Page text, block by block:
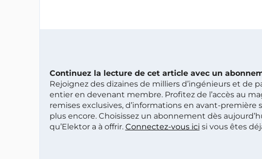
Continuez la lecture de cet article avec un
Rejoignez des dizaines de milliers d’ingénieurs et de
entier en devenant membre. Profitez de l’accès au
remises exclusives, d’informations en avant-première
plus encore. Choisissez un abonnement dès
qu’Elektor a à offrir. Connectez-vous ici si vous êtes